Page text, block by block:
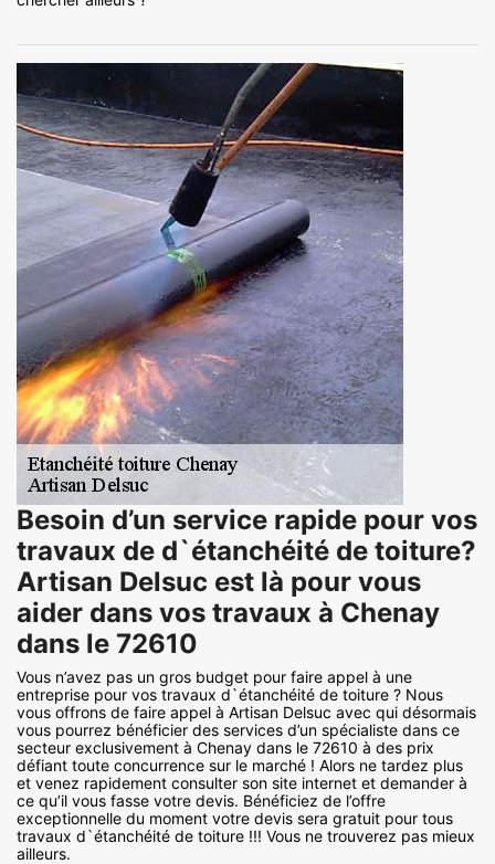
Besoin d’un service rapide pour vos
travaux de d`étanchéité de toiture?
Artisan Delsuc est là pour vous
aider dans vos travaux à Chenay
dans le 72610
Vous n’avez pas un gros budget pour faire appel à une
entreprise pour vos travaux d`étanchéité de toiture ? Nous
vous offrons de faire appel à Artisan Delsuc avec qui désormais
vous pourrez bénéficier des services d’un spécialiste dans ce
secteur exclusivement à Chenay dans le 72610 à des prix
défiant toute concurrence sur le marché ! Alors ne tardez plus
et venez rapidement consulter son site internet et demander à
ce qu’il vous fasse votre devis. Bénéficiez de l’offre
exceptionnelle du moment votre devis sera gratuit pour tous
travaux d`étanchéité de toiture !!! Vous ne trouverez pas mieux
ailleurs.